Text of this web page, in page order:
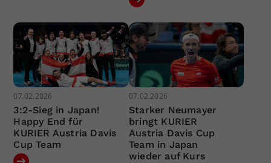
07.02.2026
3:2-Sieg in Japan!
Happy End für
KURIER Austria Davis
Cup Team
07.02.2026
Starker Neumayer
bringt KURIER
Austria Davis Cup
Team in Japan
wieder auf Kurs